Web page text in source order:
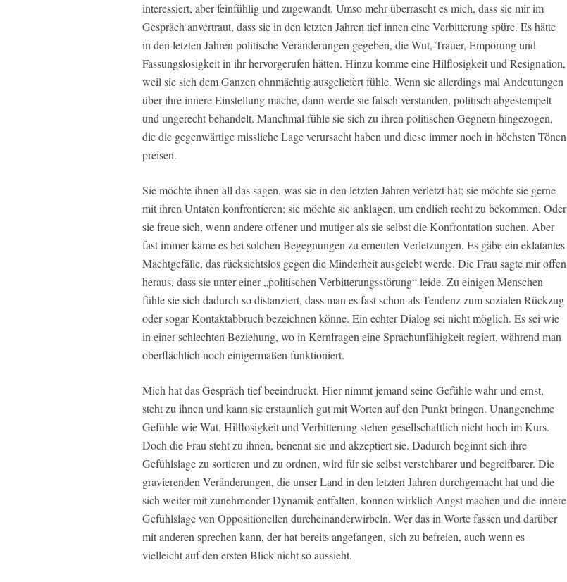
interessiert, aber feinfühlig und zugewandt. Umso mehr überrascht es mich, dass sie mir im
Gespräch anvertraut, dass sie in den letzten Jahren tief innen eine Verbitterung spüre. Es hätte
in den letzten Jahren politische Veränderungen gegeben, die Wut, Trauer, Empörung und
Fassungslosigkeit in ihr hervorgerufen hätten. Hinzu komme eine Hilflosigkeit und Resignation,
weil sie sich dem Ganzen ohnmächtig ausgeliefert fühle. Wenn sie allerdings mal Andeutungen
über ihre innere Einstellung mache, dann werde sie falsch verstanden, politisch abgestempelt
und ungerecht behandelt. Manchmal fühle sie sich zu ihren politischen Gegnern hingezogen,
die die gegenwärtige missliche Lage verursacht haben und diese immer noch in höchsten Tönen
preisen.
Sie möchte ihnen all das sagen, was sie in den letzten Jahren verletzt hat; sie möchte sie gerne
mit ihren Untaten konfrontieren; sie möchte sie anklagen, um endlich recht zu bekommen. Oder
sie freue sich, wenn andere offener und mutiger als sie selbst die Konfrontation suchen. Aber
fast immer käme es bei solchen Begegnungen zu erneuten Verletzungen. Es gäbe ein eklatantes
Machtgefälle, das rücksichtslos gegen die Minderheit ausgelebt werde. Die Frau sagte mir offen
heraus, dass sie unter einer „politischen Verbitterungsstörung“ leide. Zu einigen Menschen
fühle sie sich dadurch so distanziert, dass man es fast schon als Tendenz zum sozialen Rückzug
oder sogar Kontaktabbruch bezeichnen könne. Ein echter Dialog sei nicht möglich. Es sei wie
in einer schlechten Beziehung, wo in Kernfragen eine Sprachunfähigkeit regiert, während man
oberflächlich noch einigermaßen funktioniert.
Mich hat das Gespräch tief beeindruckt. Hier nimmt jemand seine Gefühle wahr und ernst,
steht zu ihnen und kann sie erstaunlich gut mit Worten auf den Punkt bringen. Unangenehme
Gefühle wie Wut, Hilflosigkeit und Verbitterung stehen gesellschaftlich nicht hoch im Kurs.
Doch die Frau steht zu ihnen, benennt sie und akzeptiert sie. Dadurch beginnt sich ihre
Gefühlslage zu sortieren und zu ordnen, wird für sie selbst verstehbarer und begreifbarer. Die
gravierenden Veränderungen, die unser Land in den letzten Jahren durchgemacht hat und die
sich weiter mit zunehmender Dynamik entfalten, können wirklich Angst machen und die innere
Gefühlslage von Oppositionellen durcheinanderwirbeln. Wer das in Worte fassen und darüber
mit anderen sprechen kann, der hat bereits angefangen, sich zu befreien, auch wenn es
vielleicht auf den ersten Blick nicht so aussieht.